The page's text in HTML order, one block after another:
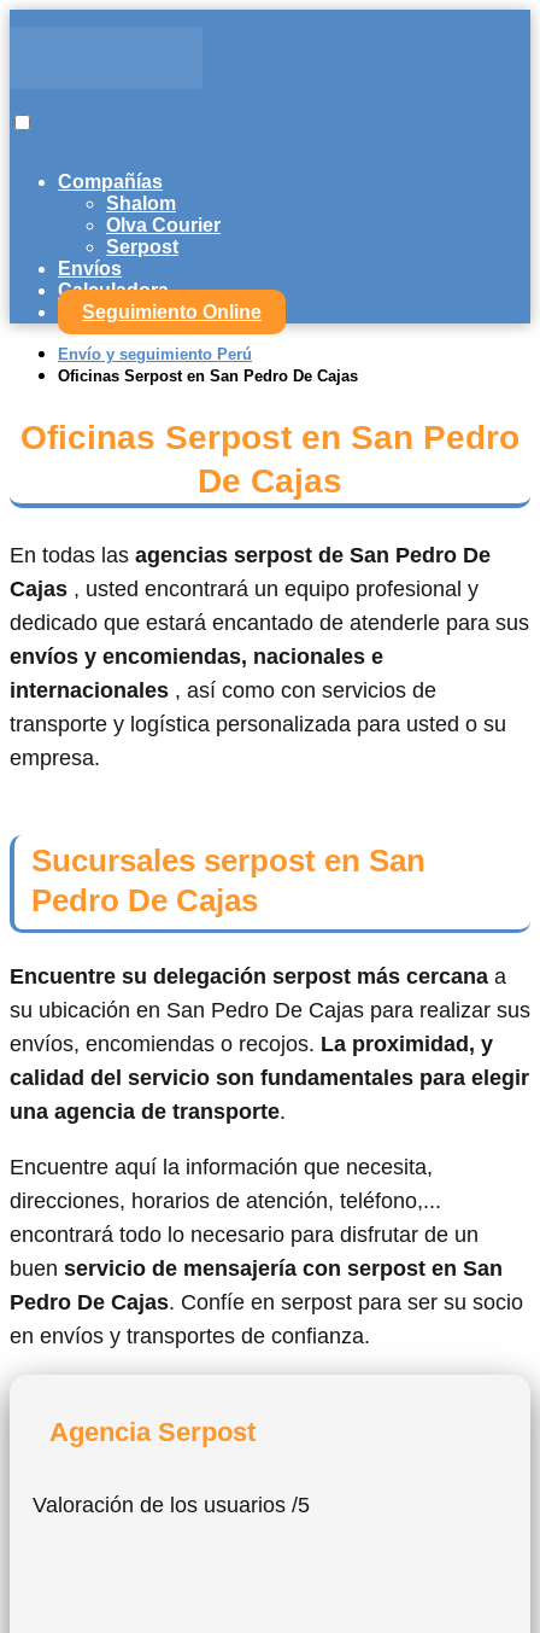
Compañías
Shalom
Olva Courier
Serpost
Envíos
Calculadora
Seguimiento Online
Envío y seguimiento Perú
Oficinas Serpost en San Pedro De Cajas
Oficinas Serpost en San Pedro
De Cajas
En todas las agencias serpost de San Pedro De
Cajas , usted encontrará un equipo profesional y
dedicado que estará encantado de atenderle para sus
envíos y encomiendas, nacionales e
internacionales , así como con servicios de
transporte y logística personalizada para usted o su
empresa.
Sucursales serpost en San
Pedro De Cajas
Encuentre su delegación serpost más cercana a
su ubicación en San Pedro De Cajas para realizar sus
envíos, encomiendas o recojos. La proximidad, y
calidad del servicio son fundamentales para elegir
una agencia de transporte.
Encuentre aquí la información que necesita,
direcciones, horarios de atención, teléfono,...
encontrará todo lo necesario para disfrutar de un
buen servicio de mensajería con serpost en San
Pedro De Cajas. Confíe en serpost para ser su socio
en envíos y transportes de confianza.
Agencia Serpost
Valoración de los usuarios /5